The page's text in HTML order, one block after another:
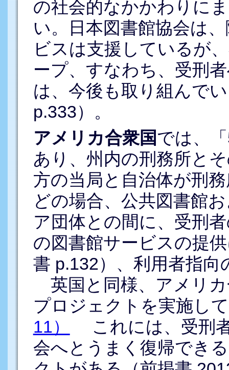
の社会的なかかわりに
い。日本図書館協会は
ビスは支援しているが
ープ、すなわち、受刑
は、今後も取り組んで
p.333）。
アメリカ合衆国では、
あり、州内の刑務所と
方の当局と自治体が刑
どの場合、公共図書館
ア団体との間に、受刑
の図書館サービスの提
書 p.132）、利用者指
英国と同様、アメリ
プロジェクトを実施し
11）
これには、受刑
会へとうまく復帰でき